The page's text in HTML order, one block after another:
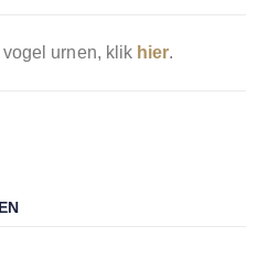
urnen, klik hier.